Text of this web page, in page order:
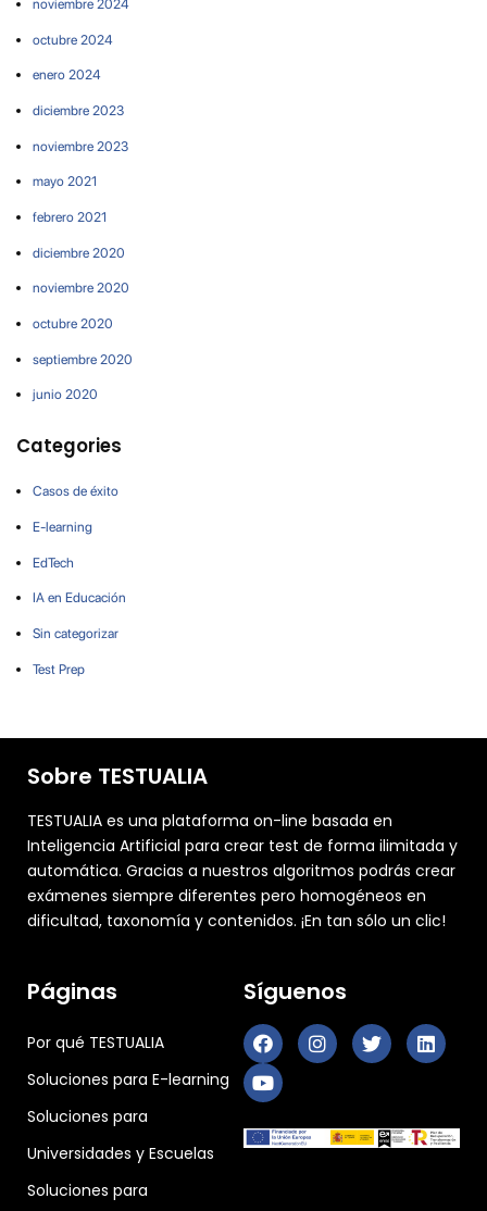
noviembre 2024
octubre 2024
enero 2024
diciembre 2023
noviembre 2023
mayo 2021
febrero 2021
diciembre 2020
noviembre 2020
octubre 2020
septiembre 2020
junio 2020
Categories
Casos de éxito
E-learning
EdTech
IA en Educación
Sin categorizar
Test Prep
Sobre TESTUALIA
TESTUALIA es una plataforma on-line basada en
Inteligencia Artificial para crear test de forma ilimitada y
automática. Gracias a nuestros algoritmos podrás crear
exámenes siempre diferentes pero homogéneos en
dificultad, taxonomía y contenidos. ¡En tan sólo un clic!
Páginas
Por qué TESTUALIA
Soluciones para E-learning
Soluciones para
Universidades y Escuelas
Soluciones para
Síguenos